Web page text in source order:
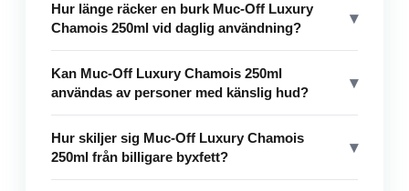
Hur länge räcker en burk Muc-Off Luxury
Chamois 250ml vid daglig användning?
▾
Kan Muc-Off Luxury Chamois 250ml
användas av personer med känslig hud?
▾
Hur skiljer sig Muc-Off Luxury Chamois
250ml från billigare byxfett?
▾